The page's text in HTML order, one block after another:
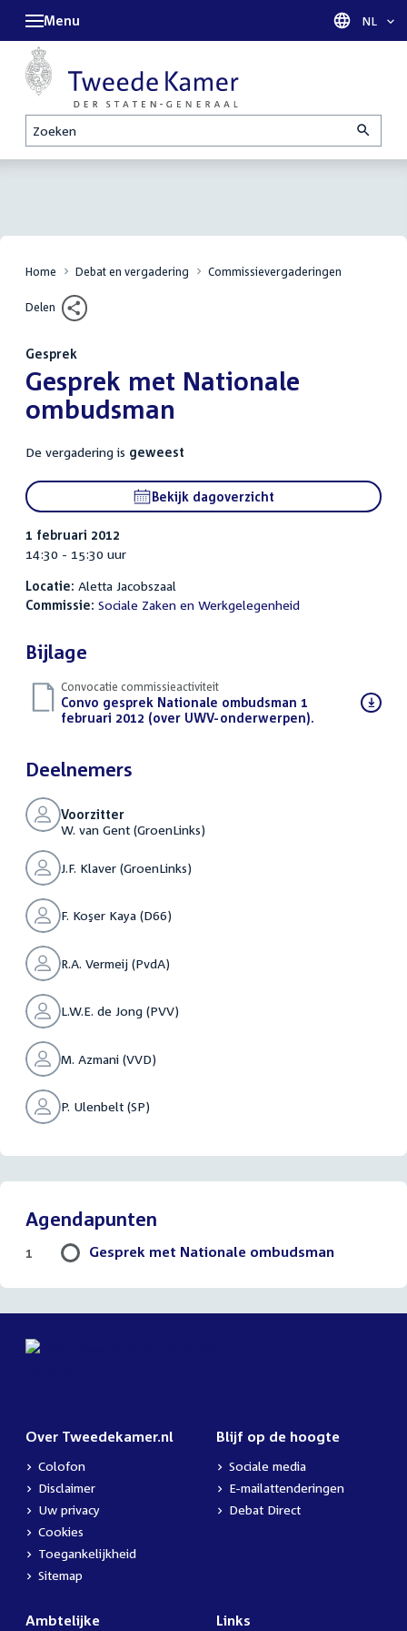
Zoeken
Menu Taal
NL
Home Debat en vergadering Commissievergaderingen
Delen
Gesprek
:Gesprek met Nationale
ombudsman
De vergadering is geweest
Bekijk dagoverzicht
1 februari 2012
14:30 - 15:30 uur
Locatie: Aletta Jacobszaal
Commissie: Sociale Zaken en Werkgelegenheid
Bijlage
Convocatie commissieactiviteit
Download
bestand:
Convo gesprek Nationale ombudsman 1
februari 2012 (over UWV-onderwerpen).
Deelnemers
Voorzitter
W. van Gent (GroenLinks)
J.F. Klaver (GroenLinks)
F. Koşer Kaya (D66)
R.A. Vermeij (PvdA)
L.W.E. de Jong (PVV)
M. Azmani (VVD)
P. Ulenbelt (SP)
Agendapunten
Gesprek met Nationale ombudsman
1
Over Tweedekamer.nl
Colofon
Disclaimer
Uw privacy
Cookies
Toegankelijkheid
Sitemap
Blijf op de hoogte
Sociale media
E-mailattenderingen
Debat Direct
Ambtelijke
Links